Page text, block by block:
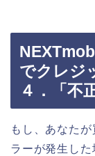
でクレジ
４．「不
もし、あなた
ラーが発生し